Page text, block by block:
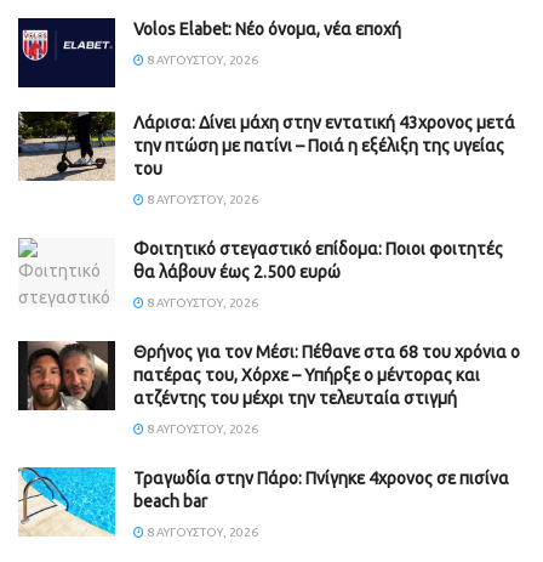
Volos Elabet: Νέο όνομα, νέα εποχή
8 ΑΥΓΟΎΣΤΟΥ, 2026
Λάρισα: Δίνει μάχη στην εντατική 43χρονος μετά
την πτώση με πατίνι – Ποιά η εξέλιξη της υγείας
του
8 ΑΥΓΟΎΣΤΟΥ, 2026
Φοιτητικό στεγαστικό επίδομα: Ποιοι φοιτητές
θα λάβουν έως 2.500 ευρώ
8 ΑΥΓΟΎΣΤΟΥ, 2026
Θρήνος για τον Μέσι: Πέθανε στα 68 του χρόνια ο
πατέρας του, Χόρχε – Υπήρξε ο μέντορας και
ατζέντης του μέχρι την τελευταία στιγμή
8 ΑΥΓΟΎΣΤΟΥ, 2026
Τραγωδία στην Πάρο: Πνίγηκε 4χρονος σε πισίνα
beach bar
8 ΑΥΓΟΎΣΤΟΥ, 2026